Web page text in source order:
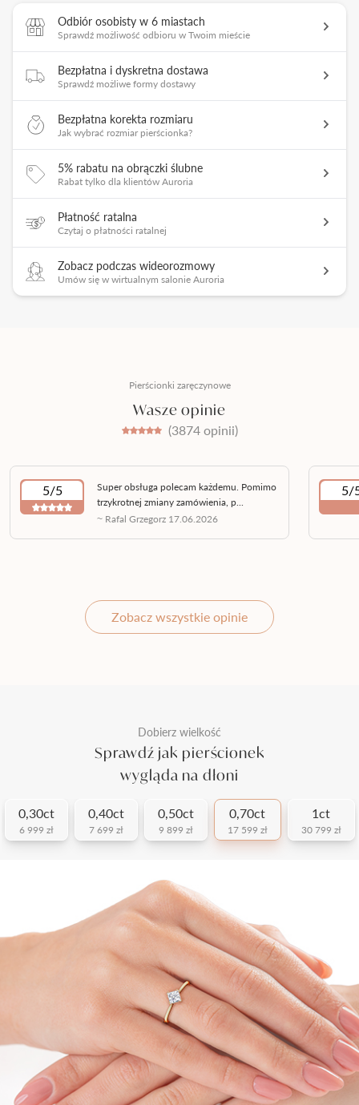
Odbiór osobisty w 6 miastach
Sprawdź możliwość odbioru w Twoim mieście
Bezpłatna i dyskretna dostawa
Sprawdź możliwe formy dostawy
Bezpłatna korekta rozmiaru
Jak wybrać rozmiar pierścionka?
5% rabatu na obrączki ślubne
Rabat tylko dla klientów Auroria
Płatność ratalna
Czytaj o płatności ratalnej
Zobacz podczas wideorozmowy
Umów się w wirtualnym salonie Auroria
Pierścionki zaręczynowe
Wasze opinie
(3874 opinii)
5/5
Super obsługa polecam każdemu. Pomimo
trzykrotnej zmiany zamówienia, p...
~ Rafal Grzegorz 17.06.2026
5/
Zobacz wszystkie opinie
Dobierz wielkość
Sprawdź jak pierścionek
wygląda na dłoni
0,30ct
6 999 zł
0,40ct
7 699 zł
0,50ct
9 899 zł
0,70ct
17 599 zł
1ct
30 799 zł